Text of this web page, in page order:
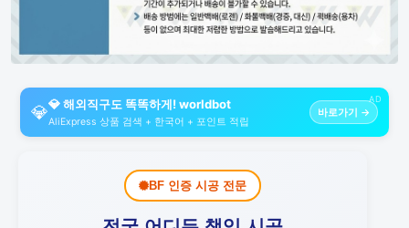
AD
💎💎 해외직구도 똑똑하게! worldbot
AliExpress 상품 검색 + 한국어 + 포인트 적립
바로가기 →
BF 인증 시공 전문